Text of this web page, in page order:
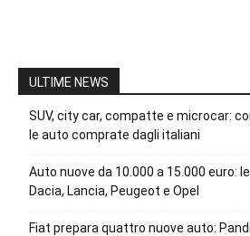
ULTIME NEWS
SUV, city car, compatte e microcar:
le auto comprate dagli italiani
Auto nuove da 10.000 a 15.000 euro:
Dacia, Lancia, Peugeot e Opel
Fiat prepara quattro nuove auto: